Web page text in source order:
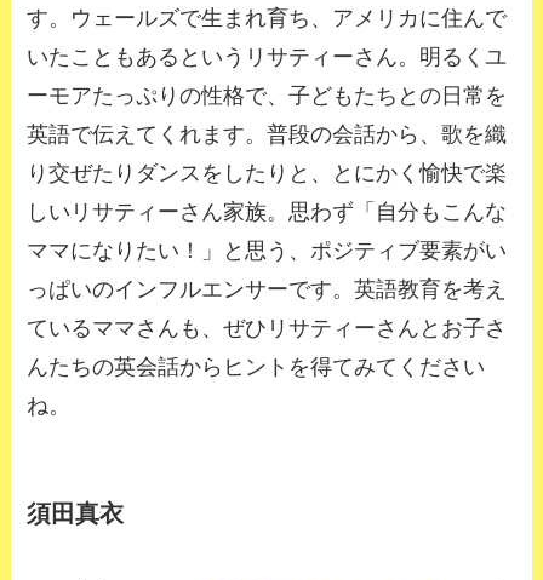
す。ウェールズで生まれ育ち、アメリカに住んで
いたこともあるというリサティーさん。明るくユ
ーモアたっぷりの性格で、子どもたちとの日常を
英語で伝えてくれます。普段の会話から、歌を織
り交ぜたりダンスをしたりと、とにかく愉快で楽
しいリサティーさん家族。思わず「自分もこんな
ママになりたい！」と思う、ポジティブ要素がい
っぱいのインフルエンサーです。英語教育を考え
ているママさんも、ぜひリサティーさんとお子さ
んたちの英会話からヒントを得てみてください
ね。
須田真衣